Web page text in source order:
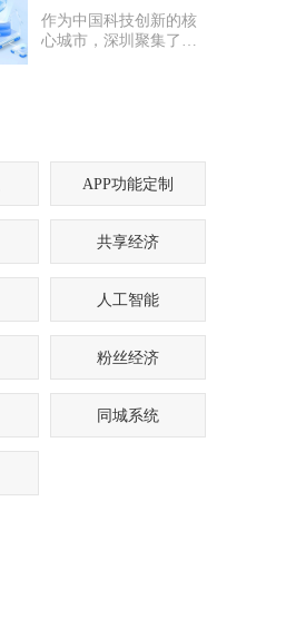
个两难困境：电商APP
开发是否要多做营销功
作为中国科技创新的核
心城市，深圳聚集了海
司时，常常陷入“选择
APP功能定制
共享经济
人工智能
粉丝经济
同城系统